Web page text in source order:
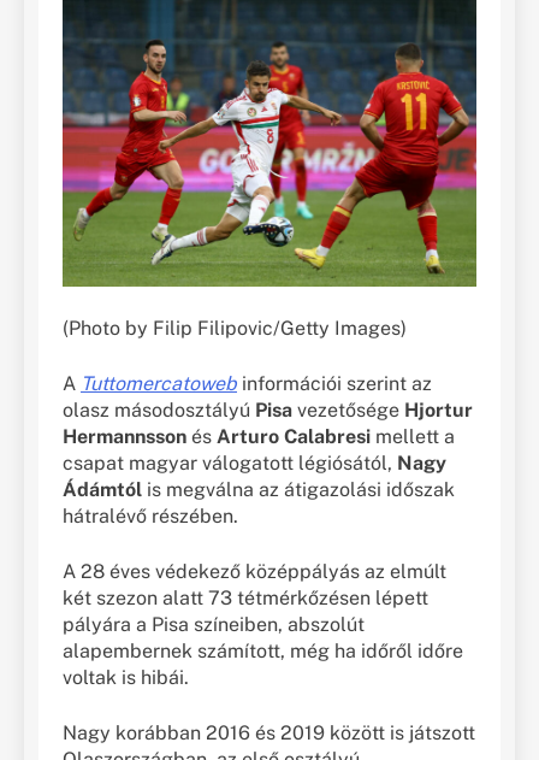
(Photo by Filip Filipovic/Getty Images)
A Tuttomercatoweb információi szerint az
olasz másodosztályú Pisa vezetősége Hjortur
Hermannsson és Arturo Calabresi mellett a
csapat magyar válogatott légiósától, Nagy
Ádámtól is megválna az átigazolási időszak
hátralévő részében.
A 28 éves védekező középpályás az elmúlt
két szezon alatt 73 tétmérkőzésen lépett
pályára a Pisa színeiben, abszolút
alapembernek számított, még ha időről időre
voltak is hibái.
Nagy korábban 2016 és 2019 között is játszott